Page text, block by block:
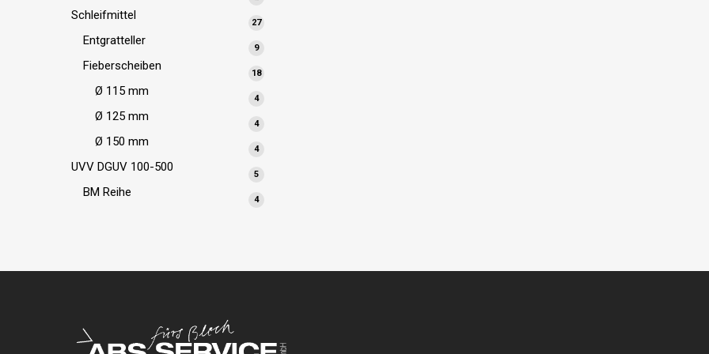
Schleifmittel
2727
Entgratteller
99
Fieberscheiben
1818
Ø 115 mm
44
Ø 125 mm
44
Ø 150 mm
44
UVV DGUV 100-500
55
BM Reihe
44